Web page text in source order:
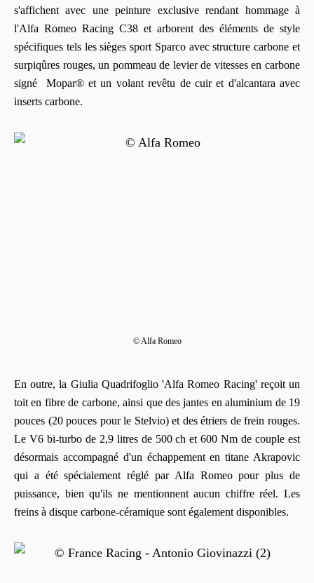
s'affichent avec une peinture exclusive rendant hommage à
l'Alfa Romeo Racing C38 et arborent des éléments de style
spécifiques tels les sièges sport Sparco avec structure carbone et
surpiqûres rouges, un pommeau de levier de vitesses en carbone
signé Mopar® et un volant revêtu de cuir et d'alcantara avec
inserts carbone.
© Alfa Romeo
En outre, la Giulia Quadrifoglio 'Alfa Romeo Racing' reçoit un
toit en fibre de carbone, ainsi que des jantes en aluminium de 19
pouces (20 pouces pour le Stelvio) et des étriers de frein rouges.
Le V6 bi-turbo de 2,9 litres de 500 ch et 600 Nm de couple est
désormais accompagné d'un échappement en titane Akrapovic
qui a été spécialement réglé par Alfa Romeo pour plus de
puissance, bien qu'ils ne mentionnent aucun chiffre réel. Les
freins à disque carbone-céramique sont également disponibles.